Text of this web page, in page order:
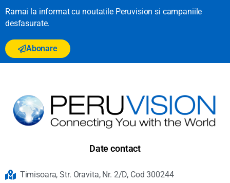
Ramai la informat cu noutatile Peruvision si campaniile
desfasurate.
Abonare
Date contact
Timisoara, Str. Oravita, Nr. 2/D, Cod 300244